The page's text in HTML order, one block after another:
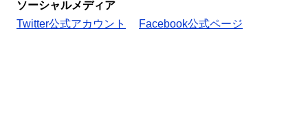
ソーシャルメディア
Twitter公式アカウント
Facebook公式ページ